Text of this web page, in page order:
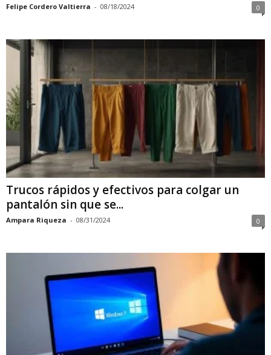
Felipe Cordero Valtierra - 08/18/2024 0
Trucos rápidos y efectivos para colgar un
pantalón sin que se...
Ampara Riqueza - 08/31/2024 0